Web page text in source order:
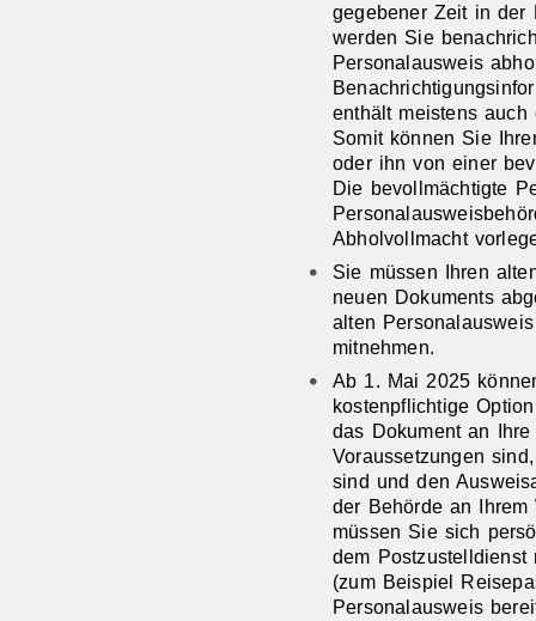
gegebener Zeit in der
werden Sie
Personalausweis
enthält meistens auch
Somit können Sie
oder ihn von einer
Die bevollmächtigte
Abholvollmacht
Sie müssen Ihren
neuen Dokuments
alten
mitnehmen.
Ab 1. Mai 2025
kostenpflichtige
das Dokument an
Voraussetzungen
sind und den
der Behörde an
müssen Sie sich
dem
(zum Beispiel
Personalausweis